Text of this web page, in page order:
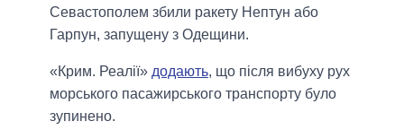
Севастополем збили ракету Нептун або
Гарпун, запущену з Одещини.
«Крим. Реалії» додають, що після вибуху рух
морського пасажирського транспорту було
зупинено.